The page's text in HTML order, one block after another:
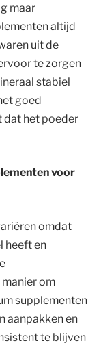
maar
altijd
uit de
te zorgen
stabiel
goed
dat het poeder
voor
omdat
heeft en
om
supplementen
aanpakken en
te blijven